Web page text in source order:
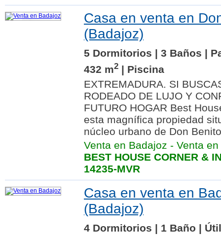
Casa en venta en
(Badajoz)
5 Dormitorios | 3 Baños |
432 m2 | Piscina
EXTREMADURA. SI
RODEADO DE LUJO Y
FUTURO HOGAR Best
esta magnífica propiedad
núcleo urbano de Don
Venta en Badajoz - Venta
BEST HOUSE CORNER &
14235-MVR
Casa en venta en
(Badajoz)
4 Dormitorios | 1 Baño |